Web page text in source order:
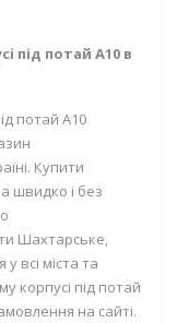
під потай А10 в
потай А10
Купити
швидко і без
Шахтарське,
всі міста та
корпусі під потай
на сайті.